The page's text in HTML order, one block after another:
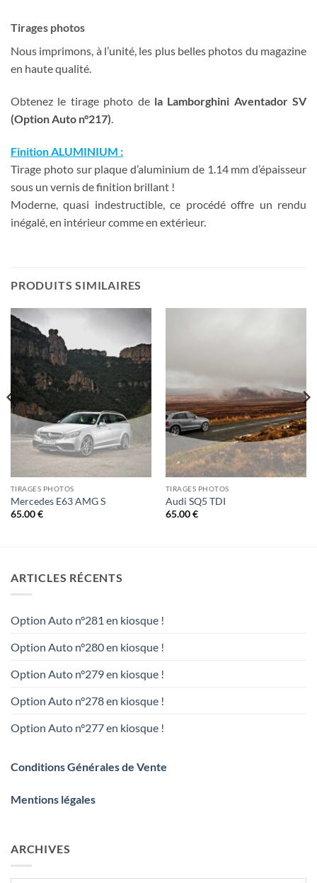
Tirages photos
Nous imprimons, à l’unité, les plus belles photos du magazine
en haute qualité.
Obtenez le tirage photo de la Lamborghini Aventador SV
(Option Auto n°217).
Finition ALUMINIUM :
Tirage photo sur plaque d’aluminium de 1.14 mm d’épaisseur
sous un vernis de finition brillant !
Moderne, quasi indestructible, ce procédé offre un rendu
inégalé, en intérieur comme en extérieur.
PRODUITS SIMILAIRES
TIRAGES PHOTOS
Mercedes E63 AMG S
65.00€
TIRAGES PHOTOS
Audi SQ5 TDI
65.00€
ARTICLES RÉCENTS
Option Auto n°281 en kiosque !
Option Auto n°280 en kiosque !
Option Auto n°279 en kiosque !
Option Auto n°278 en kiosque !
Option Auto n°277 en kiosque !
Conditions Générales de Vente
Mentions légales
ARCHIVES